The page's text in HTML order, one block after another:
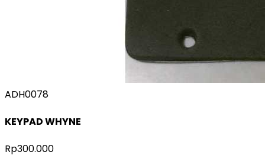
ADH0078
KEYPAD WHYNE
Rp300.000